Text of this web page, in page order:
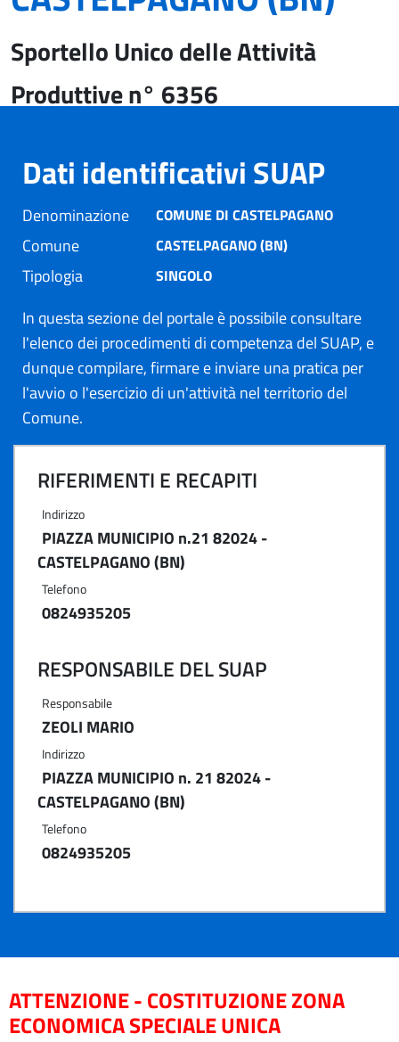
Sportello Unico delle Attività
Produttive n° 6356
Dati identificativi SUAP
Denominazione COMUNE DI CASTELPAGANO
Comune CASTELPAGANO (BN)
Tipologia SINGOLO
In questa sezione del portale è possibile consultare
l'elenco dei procedimenti di competenza del SUAP, e
dunque compilare, firmare e inviare una pratica per
l'avvio o l'esercizio di un'attività nel territorio del
Comune.
RIFERIMENTI E RECAPITI
Indirizzo
PIAZZA MUNICIPIO n.21 82024 -
CASTELPAGANO (BN)
Telefono
0824935205
RESPONSABILE DEL SUAP
Responsabile
ZEOLI MARIO
Indirizzo
PIAZZA MUNICIPIO n. 21 82024 -
CASTELPAGANO (BN)
Telefono
0824935205
ATTENZIONE - COSTITUZIONE ZONA
ECONOMICA SPECIALE UNICA